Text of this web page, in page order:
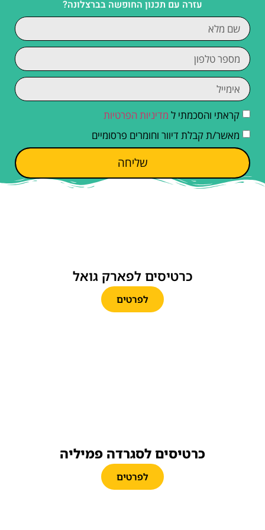
עזרה עם תכנון החופשה בברצלונה?
קראתי והסכמתי ל מדיניות הפרטיות
מאשר/ת קבלת דיוור וחומרים פרסומיים
שליחה
כרטיסים לפארק גואל
לפרטים
כרטיסים לסגרדה פמיליה
לפרטים